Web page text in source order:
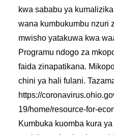
kwa sababu ya
wana kumbukumbu nzuri
mwisho yatakuwa kwa
Programu ndogo za
faida zinapatikana.
chini ya hali fulani.
https://
19/home/resource-for-
Kumbuka kuomba kura